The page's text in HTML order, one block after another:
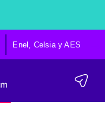
Enel, Celsia y AES